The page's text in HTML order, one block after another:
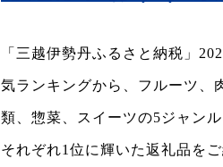
「三越伊勢丹ふるさと納税」
気ランキングから、フルーツ、
類、惣菜、スイーツの5ジャンル
それぞれ1位に輝いた返礼品を